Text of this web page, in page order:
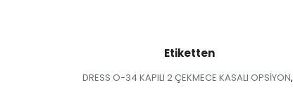
Etiketten
DRESS O-34 KAPILI 2 ÇEKMECE KASALI OPSİYON,